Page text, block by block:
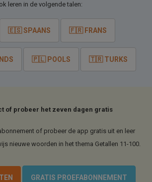
leren in de volgende talen:
🇪🇸 SPAANS 🇫🇷 FRANS
🇵🇱 POOLS 🇹🇷 TURKS
of probeer het zeven dagen gratis
of probeer de app gratis uit en leer
nieuwe woorden in het thema Getallen 11-100.
GRATIS PROEFABONNEMENT